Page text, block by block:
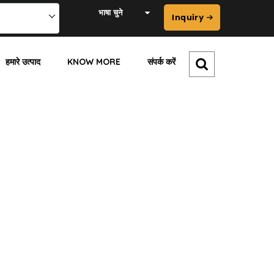
भाषा चुने
हमारे उत्पाद KNOW MORE संपर्क करें